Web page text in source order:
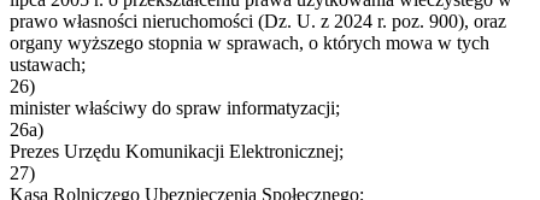
prawo własności nieruchomości (Dz. U. z 2024 r. poz. 900), oraz
organy wyższego stopnia w sprawach, o których mowa w tych
ustawach;
26)
minister właściwy do spraw informatyzacji;
26a)
Prezes Urzędu Komunikacji Elektronicznej;
27)
Kasa Rolniczego Ubezpieczenia Społecznego;